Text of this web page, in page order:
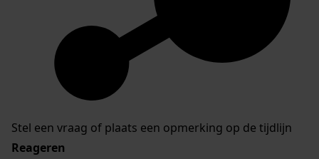
Stel een vraag of plaats een opmerking op de tijdlijn
Reageren